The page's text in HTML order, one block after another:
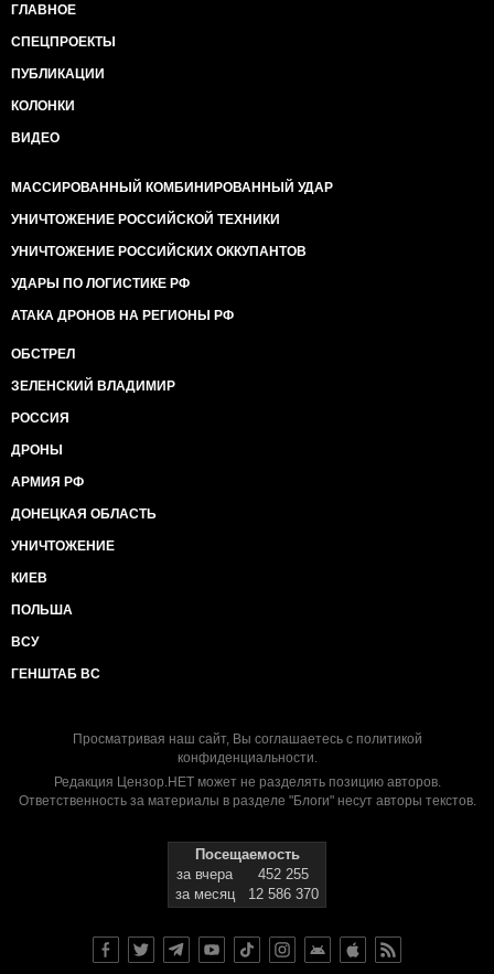
ГЛАВНОЕ
СПЕЦПРОЕКТЫ
ПУБЛИКАЦИИ
КОЛОНКИ
ВИДЕО
МАССИРОВАННЫЙ КОМБИНИРОВАННЫЙ УДАР
УНИЧТОЖЕНИЕ РОССИЙСКОЙ ТЕХНИКИ
УНИЧТОЖЕНИЕ РОССИЙСКИХ ОККУПАНТОВ
УДАРЫ ПО ЛОГИСТИКЕ РФ
АТАКА ДРОНОВ НА РЕГИОНЫ РФ
ОБСТРЕЛ
ЗЕЛЕНСКИЙ ВЛАДИМИР
РОССИЯ
ДРОНЫ
АРМИЯ РФ
ДОНЕЦКАЯ ОБЛАСТЬ
УНИЧТОЖЕНИЕ
КИЕВ
ПОЛЬША
ВСУ
ГЕНШТАБ ВС
Просматривая наш сайт, Вы соглашаетесь с политикой
конфиденциальности.
Редакция Цензор.НЕТ может не разделять позицию авторов.
Ответственность за материалы в разделе "Блоги" несут авторы текстов.
Посещаемость
за вчера
452 255
за месяц
12 586 370